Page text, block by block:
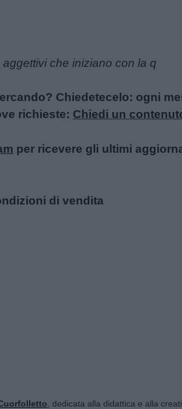
che iniziano con la q
Chiedetecelo: ogni
richieste: Chiedi un
per ricevere gli ultimi
di vendita
, dedicata alla didattica e alla